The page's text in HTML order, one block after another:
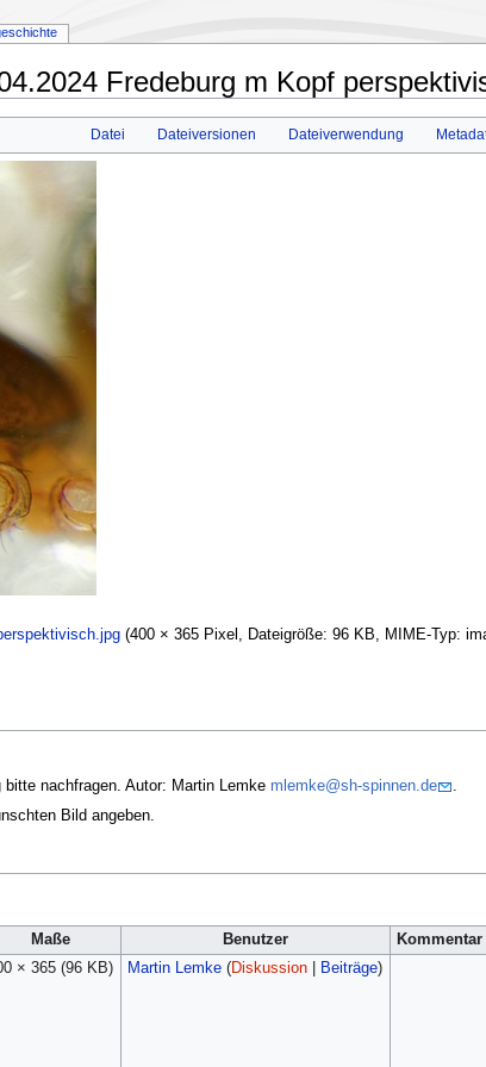
Fredeburg m Kopf
Datei Dateiversionen Dateiverwendung
‎ (400 × 365 Pixel, Dateigröße: 96 KB, MIME-Typ:
nachfragen. Autor: Martin Lemke mlemke@sh-spinnen.de
Bild angeben.
Maße Benutzer
Kommentar
× 365 (96 KB) Martin Lemke (Diskussion| Beiträge)